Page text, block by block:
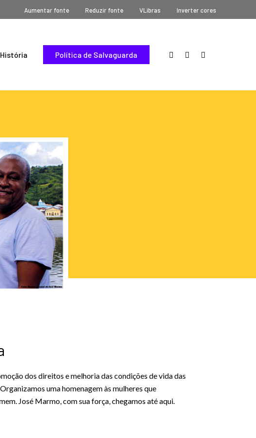
Aumentar fonte Reduzir fonte VLibras Inverter cores
Política de Salvaguarda
dos direitos e melhoria das condições de vida das
uma homenagem às mulheres que
José Marmo, com sua força, chegamos até aqui.